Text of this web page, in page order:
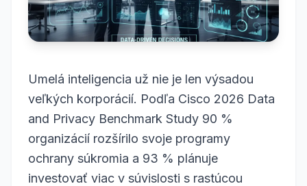
Umelá inteligencia už nie je len výsadou
veľkých korporácií. Podľa Cisco 2026 Data
and Privacy Benchmark Study 90 %
organizácií rozšírilo svoje programy
ochrany súkromia a 93 % plánuje
investovať viac v súvislosti s rastúcou